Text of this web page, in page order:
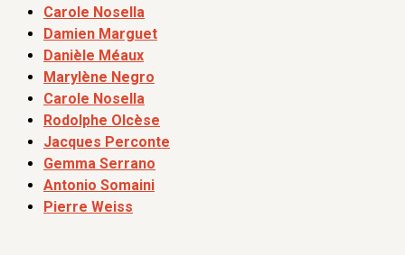
Carole Nosella
Damien Marguet
Danièle Méaux
Marylène Negro
Carole Nosella
Rodolphe Olcèse
Jacques Perconte
Gemma Serrano
Antonio Somaini
Pierre Weiss